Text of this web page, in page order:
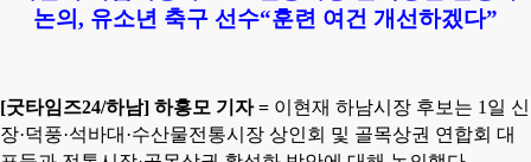
논의, 유소년 축구 선수“훈련 여건 개선하겠다”
[굿타임즈24/하남] 하홍모 기자= 이현재 하남시장 후보는 1 일 신
장·덕풍·석바대 ·수산물전통시장 상인회 및 골목상권 연합회 대